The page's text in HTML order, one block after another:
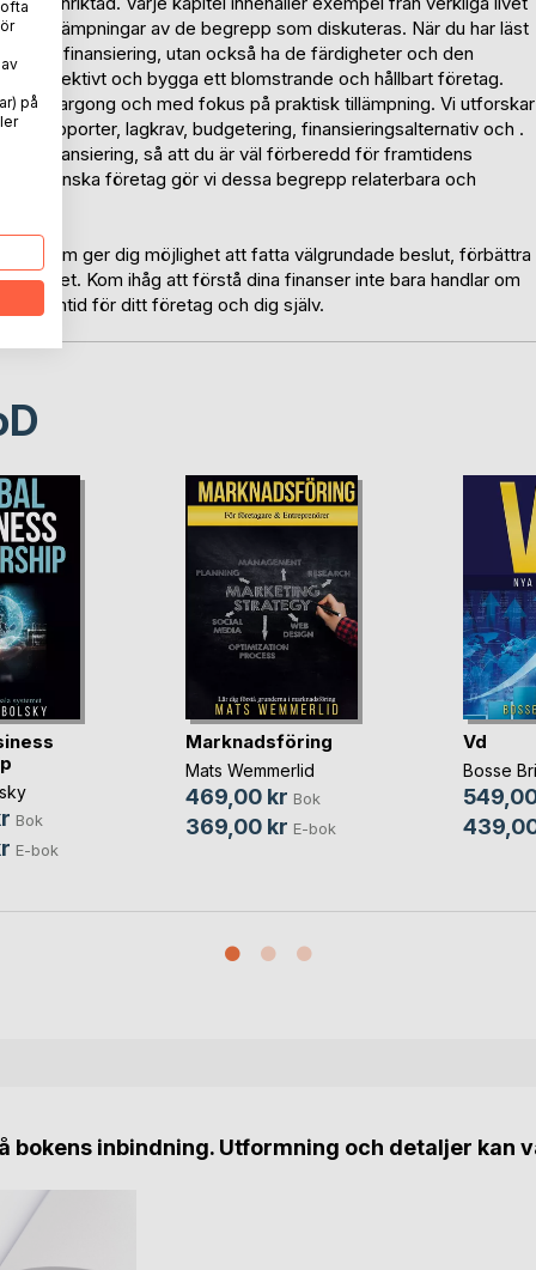
tillämpningar av de begrepp som diskuteras. När du har läst
utan också ha de färdigheter och den
effektivt och bygga ett blomstrande och hållbart företag.
jargong och med fokus på praktisk tillämpning. Vi utforskar
rapporter, lagkrav, budgetering, finansieringsalternativ och .
så att du är väl förberedd för framtidens
svenska företag gör vi dessa begrepp relaterbara och
som ger dig möjlighet att fatta välgrundade beslut, förbättra
Kom ihåg att förstå dina finanser inte bara handlar om
framtid för ditt företag och dig själv.
Bok
E-bok
Marknadsföring
Mats Wemmerlid
469,00 kr Bok
369,00 kr E-bok
Vd
Bosse
bokens inbindning. Utformning och detaljer kan
på